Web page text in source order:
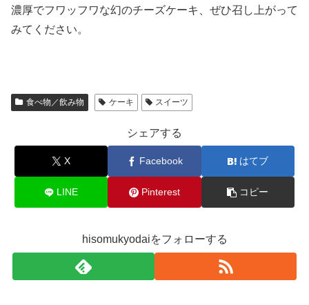
濃厚でフワッフワな幻のチーズケーキ、ぜひ召し上がって
みてください。
食べ物／飲み物 ケーキ スイーツ
シェアする
X Facebook はてブ
LINE Pinterest コピー
hisomukyodaiをフォローする